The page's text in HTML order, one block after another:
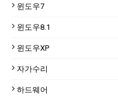
윈도우7
윈도우8.1
윈도우XP
자가수리
하드웨어